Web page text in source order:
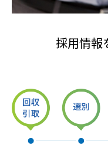
採用情報